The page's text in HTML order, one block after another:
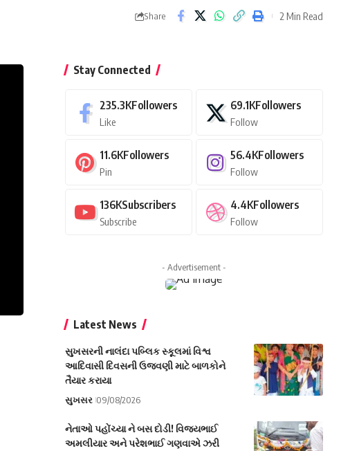
Share 2 Min Read
Stay Connected
235.3KFollowers
Like
69.1KFollowers
Follow
11.6KFollowers
Pin
56.4KFollowers
Follow
136KSubscribers
Subscribe
4.4KFollowers
Follow
- Advertisement -
Latest News
સુખસરની નાલંદા પબ્લિક સ્કૂલમાં વિશ્વ
આદિવાસી દિવસની ઉજવણી માટે બાળકોને
તૈયાર કરાયા
સુખસર 09/08/2026
નેતાઓ પહોંચ્યા ને બસ દોડી! વિજયભાઈ
અમલીયાર અને પરેશભાઈ ગણવાએ ઝરી